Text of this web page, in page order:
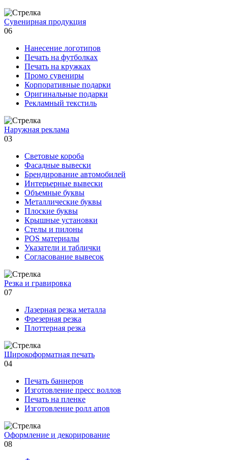
Сувенирная продукция
06
Нанесение логотипов
Печать на футболках
Печать на кружках
Промо сувениры
Корпоративные подарки
Оригинальные подарки
Рекламный текстиль
Наружная реклама
03
Световые короба
Фасадные вывески
Брендирование автомобилей
Интерьерные вывески
Объемные буквы
Металлические буквы
Плоские буквы
Крышные установки
Стелы и пилоны
POS материалы
Указатели и таблички
Согласование вывесок
Резка и гравировка
07
Лазерная резка металла
Фрезерная резка
Плоттерная резка
Широкоформатная печать
04
Печать баннеров
Изготовление пресс воллов
Печать на пленке
Изготовление ролл апов
Оформление и декорирование
08